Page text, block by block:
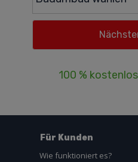
100 %
Für Kunden
Wie funktioniert es?